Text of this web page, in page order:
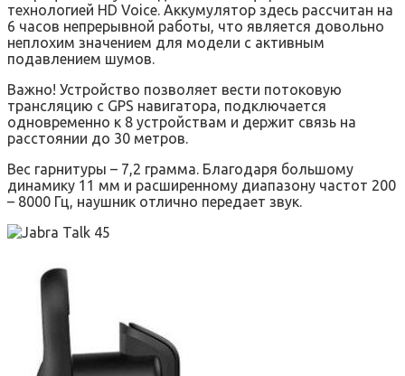
технологией HD Voice. Аккумулятор здесь рассчитан на
6 часов непрерывной работы, что является довольно
неплохим значением для модели с активным
подавлением шумов.
Важно! Устройство позволяет вести потоковую
трансляцию с GPS навигатора, подключается
одновременно к 8 устройствам и держит связь на
расстоянии до 30 метров.
Вес гарнитуры – 7,2 грамма. Благодаря большому
динамику 11 мм и расширенному диапазону частот 200
– 8000 Гц, наушник отлично передает звук.